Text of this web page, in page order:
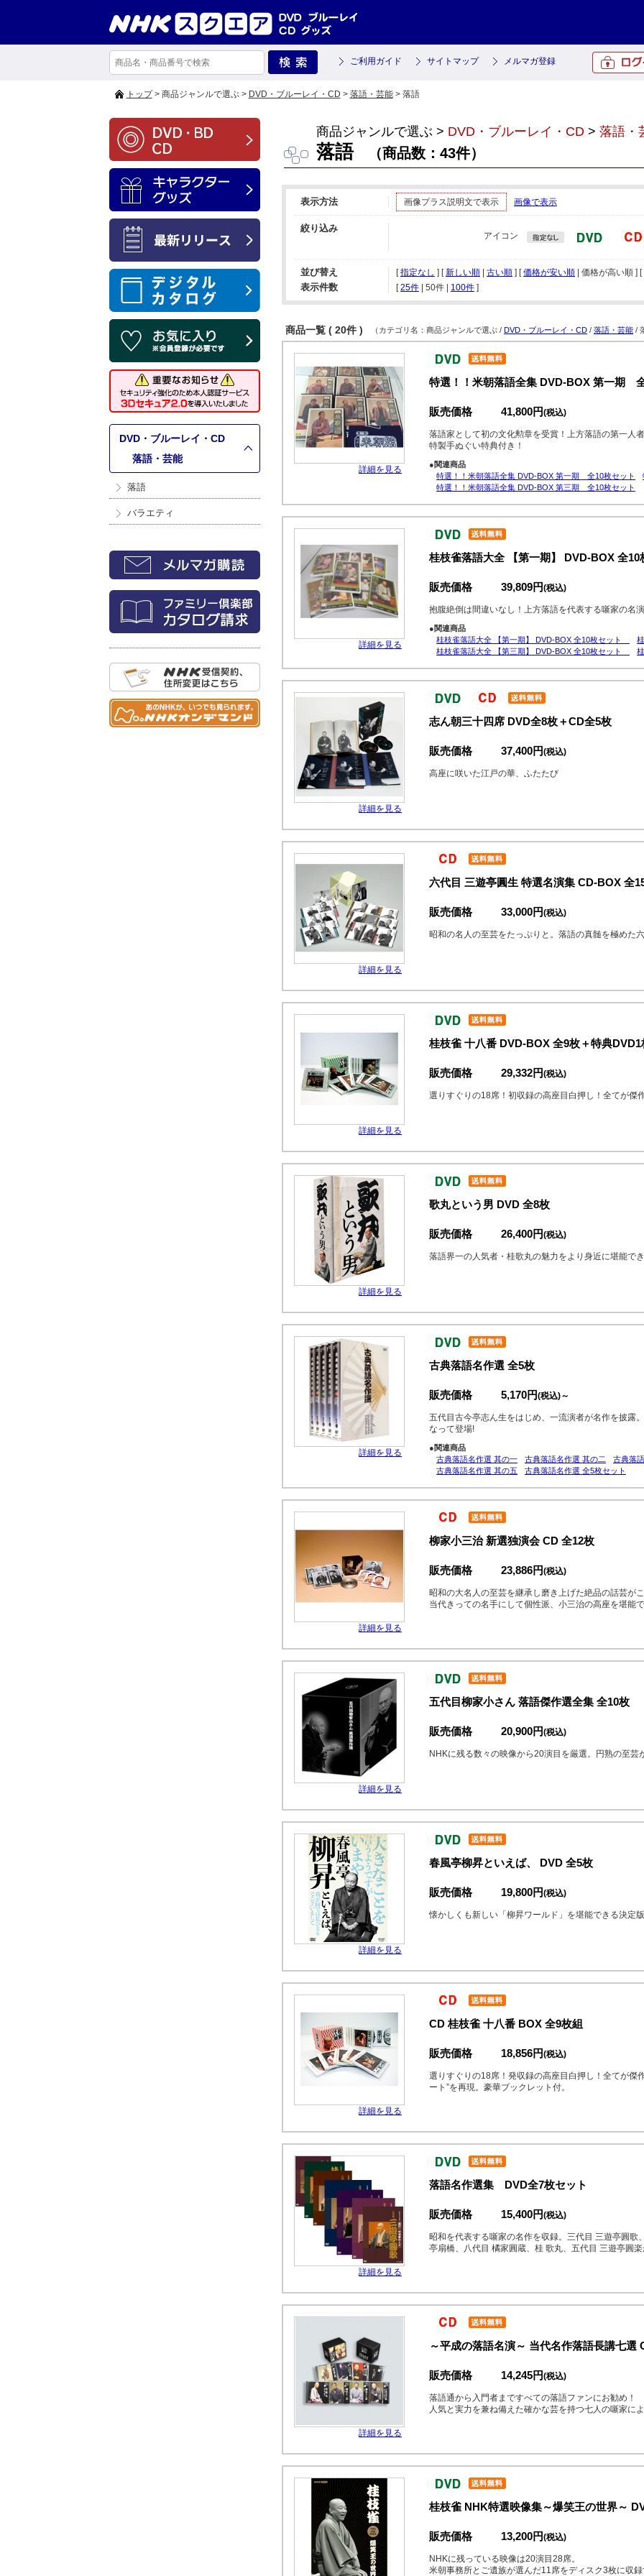
ご利用ガイド サイトマップ メルマガ登録
トップ> 商品ジャンルで選ぶ > DVD・ブルーレイ・CD > 落語・芸能> 落語
DVD・ブルーレイ・CD
落語・芸能
落語
バラエティ
商品ジャンルで選ぶ > DVD・ブルーレイ・CD > 落語・
落語（商品数：43件）
表示方法 画像プラス説明文で表示 画像で表示
絞り込み
アイコン
並び替え [指定なし ] [新しい順 古い順 ] [価格が安い順 | 価格が高い順 ] [
表示件数 [ 25件 50件 100件 ]
商品一覧 ( 20件 ) （カテゴリ名：商品ジャンルで選ぶ / DVD・ブルーレイ・CD / 落語・芸能 /
詳細を見る
特選！！米朝落語全集 DVD-BOX 第一期
販売価格 41,800円(税込)
落語家として初の文化勲章を受賞！上方落語の第一人
特製手ぬぐい特典付き！
●関連商品
特選！！米朝落語全集 DVD-BOX 第一期 全10枚セット
特選！！米朝落語全集 DVD-BOX 第三期 全10枚セット
詳細を見る
桂枝雀落語大全 【第一期】 DVD-BOX 全10
販売価格 39,809円(税込)
抱腹絶倒は間違いなし！上方落語を代表する噺家の名
●関連商品
桂枝雀落語大全 【第一期】 DVD-BOX 全10枚セット
桂枝雀落語大全 【第三期】 DVD-BOX 全10枚セット
詳細を見る
志ん朝三十四席 DVD全8枚＋CD全5枚
販売価格 37,400円(税込)
高座に咲いた江戸の華、ふたたび
詳細を見る
六代目 三遊亭圓生 特選名演集 CD-BOX 全
販売価格 33,000円(税込)
昭和の名人の至芸をたっぷりと。落語の真髄を極めた
詳細を見る
桂枝雀 十八番 DVD-BOX 全9枚＋特典DVD1
販売価格 29,332円(税込)
選りすぐりの18席！初収録の高座目白押し！全てが傑
詳細を見る
歌丸という男 DVD 全8枚
販売価格 26,400円(税込)
落語界一の人気者・桂歌丸の魅力をより身近に堪能で
詳細を見る
古典落語名作選 全5枚
販売価格 5,170円(税込)～
五代目古今亭志ん生をはじめ、一流演者が名作を披露
なって登場!
●関連商品
古典落語名作選 其の一
古典落語名作選 其の二 古典落
古典落語名作選 其の五
古典落語名作選 全5枚セット
詳細を見る
柳家小三治 新選独演会 CD 全12枚
販売価格 23,886円(税込)
昭和の大名人の至芸を継承し磨き上げた絶品の話芸がこ
当代きっての名手にして個性派、小三治の高座を堪能
詳細を見る
五代目柳家小さん 落語傑作選全集 全10枚
販売価格 20,900円(税込)
NHKに残る数々の映像から20演目を厳選。円熟の至芸
詳細を見る
春風亭柳昇といえば、 DVD 全5枚
販売価格 19,800円(税込)
懐かしくも新しい「柳昇ワールド」を堪能できる決定版
詳細を見る
CD 桂枝雀 十八番 BOX 全9枚組
販売価格 18,856円(税込)
選りすぐりの18席！発収録の高座目白押し！全てが傑
ート”を再現。豪華ブックレット付。
詳細を見る
落語名作選集 DVD全7枚セット
販売価格 15,400円(税込)
昭和を代表する噺家の名作を収録。三代目 三遊亭圓
亭扇橋、八代目 橘家圓蔵、桂 歌丸、五代目 三遊亭圓
詳細を見る
～平成の落語名演～ 当代名作落語長講七選
販売価格 14,245円(税込)
落語通から入門者まですべての落語ファンにお勧め！
人気と実力を兼ね備えた確かな芸を持つ七人の噺家に
桂枝雀 NHK特選映像集～爆笑王の世界～
販売価格 13,200円(税込)
NHKに残っている映像は20演目28席。
米朝事務所とご遺族が選んだ11席をディスク3枚に収録